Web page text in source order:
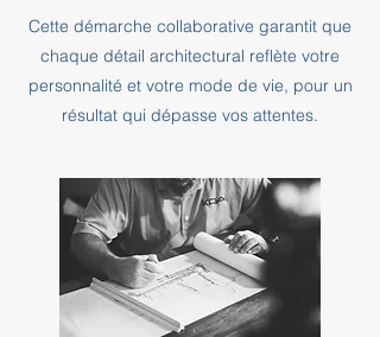
Cette démarche collaborative garantit que
chaque détail architectural reflète votre
personnalité et votre mode de vie, pour un
résultat qui dépasse vos attentes.